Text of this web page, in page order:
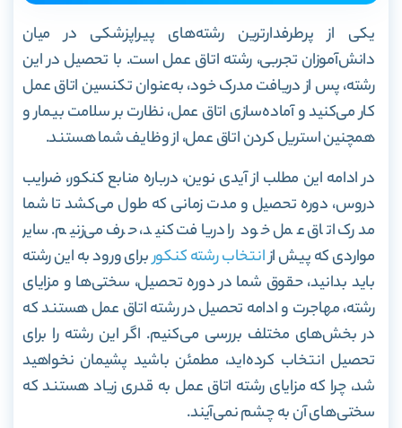
یکی از پرطرفدار‌ترین رشته‌های پیراپزشکی در میان
دانش‌آموزان تجربی، رشته اتاق عمل است. با تحصیل در این
رشته، پس از دریافت مدرک خود، به‌عنوان تکنسین اتاق عمل
کار می‌کنید و آماده‌سازی اتاق عمل، نظارت بر سلامت بیمار و
همچنین استریل کردن اتاق عمل، از وظایف شما هستند.
در ادامه این مطلب از آیدی نوین، درباره منابع کنکور، ضرایب
دروس، دوره تحصیل و مدت زمانی که طول می‌کشد تا شما
مدرک اتاق عمل خود را دریافت کنید، حرف می‌زنیم. سایر
مواردی که پیش ازانتخاب رشته کنکوربرای ورود به این رشته
باید بدانید، حقوق شما در دوره تحصیل، سختی‌ها و مزایای
رشته، مهاجرت و ادامه تحصیل در رشته اتاق عمل هستند که
در بخش‌های مختلف بررسی می‌کنیم. اگر این رشته را برای
تحصیل انتخاب کرده‌اید، مطمئن باشید پشیمان نخواهید
شد، چرا که مزایای رشته اتاق عمل به قدری زیاد هستند که
سختی‌های آن به چشم نمی‌آیند.